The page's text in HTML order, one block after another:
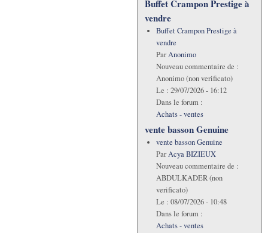
Buffet Crampon Prestige à
vendre
Buffet Crampon Prestige à
vendre
ParAnonimo
Nouveau commentaire de :
Anonimo (non verificato)
Le : 29/07/2026 - 16:12
Dans le forum :
Achats - ventes
vente basson Genuine
vente basson Genuine
ParAcya BIZIEUX
Nouveau commentaire de :
ABDULKADER (non
verificato)
Le : 08/07/2026 - 10:48
Dans le forum :
Achats - ventes